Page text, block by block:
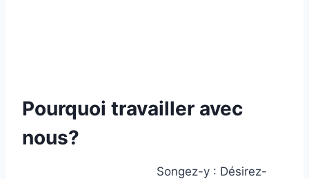
Pourquoi travailler avec
nous?
Songez-y : Désirez-